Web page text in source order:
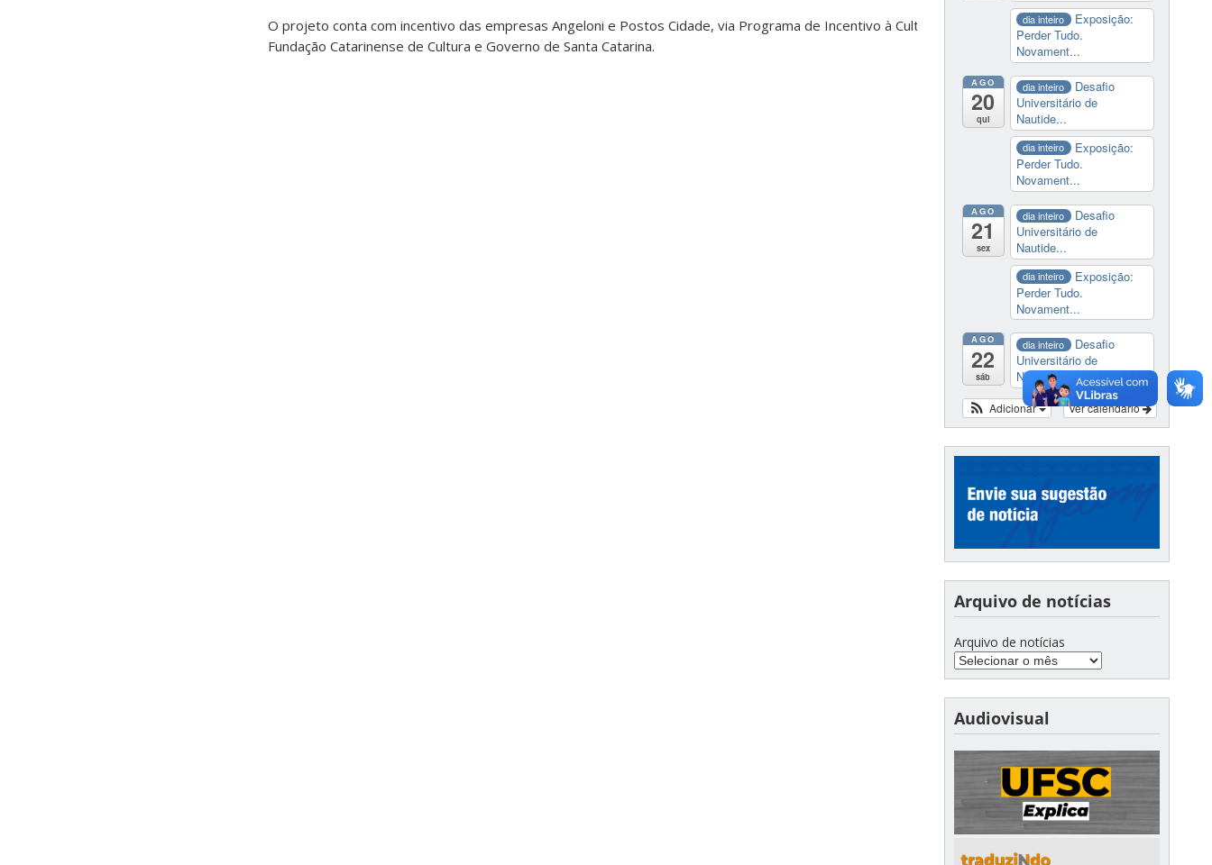
O projeto conta com incentivo das empresas Angeloni e Postos Cidade, via Programa de Incentivo à Cultura,
Fundação Catarinense de Cultura e Governo de Santa Catarina.
dia inteiro
Exposição:
Perder Tudo.
Novament...
AGO
20
qui
dia inteiro
Desafio
Universitário de
Nautide...
dia inteiro
Exposição:
Perder Tudo.
Novament...
AGO
21
sex
dia inteiro
Desafio
Universitário de
Nautide...
dia inteiro
Exposição:
Perder Tudo.
Novament...
AGO
22
sáb
dia inteiro
Desafio
Universitário de
Nautide...
Ver calendário
Adicionar
Arquivo de notícias
Arquivo de notícias
Audiovisual